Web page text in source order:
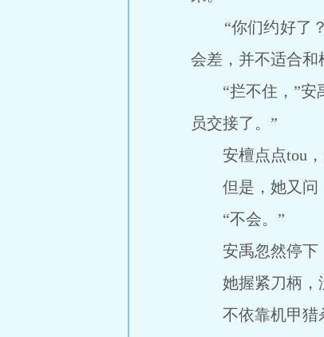
“你们约好了？”
会差，并不适合和
“拦不住，”安禹
员交接了。”
安檀点点tou，
但是，她又问：
“不会。”
安禹忽然停下，
她握紧刀柄，
不依靠机甲猎杀